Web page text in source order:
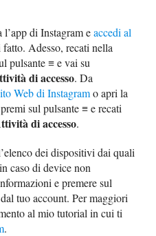
l’app di Instagram eaccedi al
fatto. Adesso, recati nella
pulsante ≡ e vai su
di accesso. Da
Web di Instagramo apri la
sul pulsante ≡ e recati
di accesso.
dei dispositivi dai quali
caso di device non
e premere sul
tuo account. Per maggiori
al mio tutorial in cui ti
.